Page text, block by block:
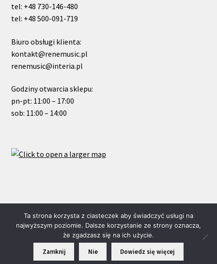
tel: +48 730-146-480
tel: +48 500-091-719
Biuro obsługi klienta:
kontakt@renemusic.pl
renemusic@interia.pl
Godziny otwarcia sklepu:
pn-pt: 11:00 – 17:00
sob: 11:00 – 14:00
© ReneMusic 2023 Powered by Michal Zalas
Ta strona korzysta z ciasteczek aby świadczyć usługi na
najwyższym poziomie. Dalsze korzystanie ze strony oznacza,
że zgadzasz się na ich użycie.
Zamknij Nie Dowiedz się więcej